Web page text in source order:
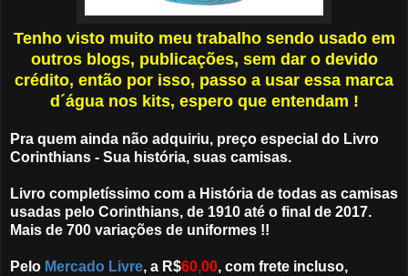
Tenho visto muito meu trabalho sendo usado em
outros blogs, publicações, sem dar o devido
crédito, então por isso, passo a usar essa marca
d´água nos kits, espero que entendam !
Pra quem ainda não adquiriu, preço especial do Livro
Corinthians - Sua história, suas camisas.
Livro completíssimo com a História de todas as camisas
usadas pelo Corinthians, de 1910 até o final de 2017.
Mais de 700 variações de uniformes !!
Pelo Mercado Livre, a R$60,00, com frete incluso,